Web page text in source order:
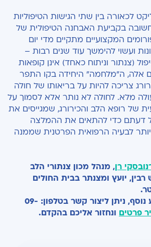
לכאורה בין שתי הגישות הטיפוליות
בקביעת האבחנה הטיפולית של
המקצועיים מתקיים מדי יום
ועשוי להימשך עוד שנים רבות –
(צנתור וניתוח כאחד) אינן קופאות
אלה, ה"מלחמה" היחידה בקו התפר
צריכה להיות על בריאותו של חולה
מלא. לחולה לא נותר אלא לסמוך על
של רופא הלב והכירורג, שמגייסים את
דעתם כדי להתאים את ההמלצה
לבעיה הרפואית הפרטנית שממנה
רן, מנהל מכון צנתורי הלב
יועץ ומצנתר בבית החולים
לייעוץ וקבלת מידע נוסף, ניתן ליצור קשר בטלפון: 09-
פרטים ונחזור אליכם בהקדם.